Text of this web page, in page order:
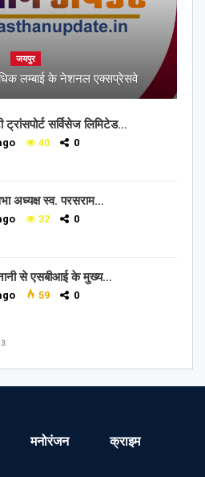
जयपुर
लम्बाई के नेशनल एक्सप्रेसवे
ट्रांसपोर्ट सर्विसेज लिमिटेड…
40 0
अध्यक्ष स्व. परसराम…
32 0
से एसबीआई के मुख्य…
59 0
मनोरंजन क्राइम